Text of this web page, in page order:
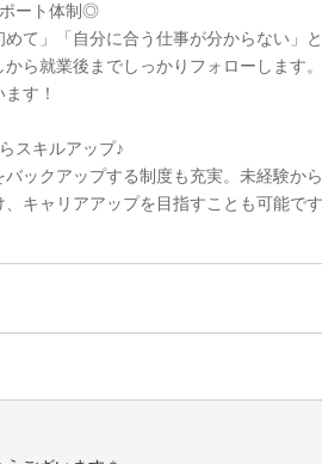
ート体制◎
めて」「自分に合う仕事が分からない」
から就業後までしっかりフォローします
す！
スキルアップ♪
バックアップする制度も充実。未経験か
、キャリアアップを目指すことも可能です